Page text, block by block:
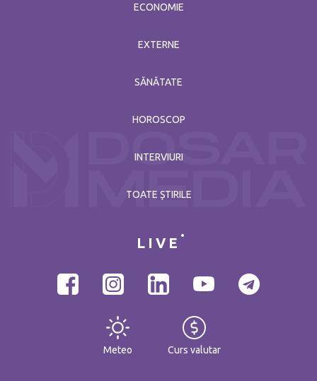
ECONOMIE
EXTERNE
SĂNĂTATE
HOROSCOP
INTERVIURI
TOATE ȘTIRILE
LIVE
Meteo Curs valutar